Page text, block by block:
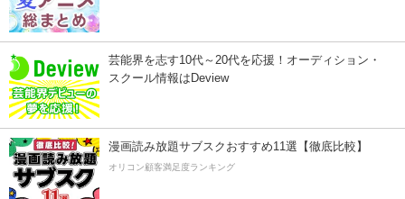
芸能界を志す10代～20代を応援！オーディション・
スクール情報はDeview
漫画読み放題サブスクおすすめ11選【徹底比較】
オリコン顧客満足度ランキング